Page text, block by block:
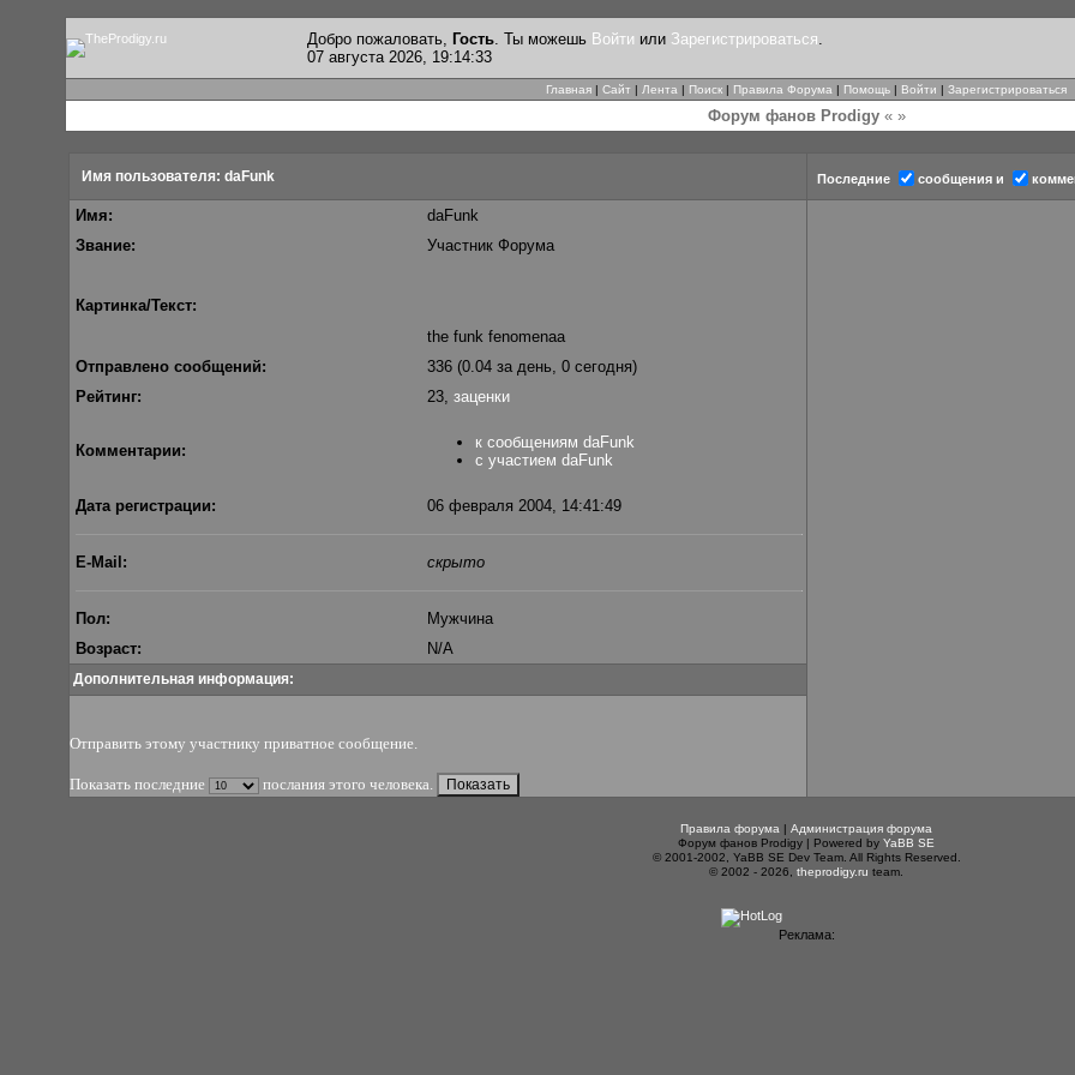
Добро пожаловать, Гость. Ты можешь Войти или Зарегистрироваться.
07 августа 2026, 19:14:33
Главная | Сайт | Лента | Поиск | Правила Форума | Помощь | Войти | Зарегистрироваться
Форум фанов Prodigy« »
Имя пользователя: daFunk Последние сообщения и
Имя:
daFunk
Звание:
Участник Форума
Картинка/Текст:
the funk fenomenaa
Отправлено сообщений:
336 (0.04 за день, 0 сегодня)
Рейтинг:
23, заценки
Комментарии:
к сообщениям daFunk
с участием daFunk
Дата регистрации: 06 февраля 2004, 14:41:49
E-Mail: скрыто
Пол:
Мужчина
Возраст:
N/A
Дополнительная информация:
Отправить этому участнику приватное сообщение.
Показать последние послания этого человека.
Правила форума | Администрация форума
Форум фанов Prodigy | Powered by YaBB SE
© 2001-2002, YaBB SE Dev Team. All Rights Reserved.
© 2002 - 2026, theprodigy.ru team.
Реклама: